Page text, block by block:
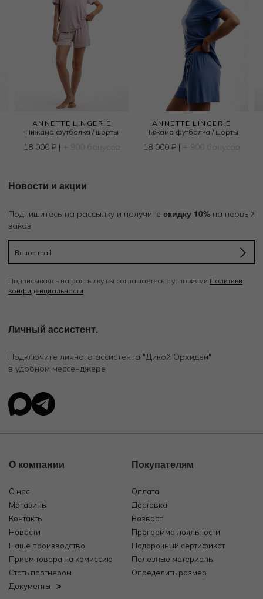
ANNETTE LINGERIE
Пижама футболка / шорты
18 000 ₽| + 900 бонусов
ANNETTE LINGERIE
Пижама футболка / шорты
18 000 ₽| + 900 бонусов
Новости и акции
Подпишитесь на рассылку и получите скидку 10% на первый
заказ
Подписываясь на рассылку вы соглашаетесь с условиями Политики
конфиденциальности
Личный ассистент.
Подключите личного ассистента "Дикой Орхидеи"
в удобном мессенджере
О компании
О нас
Магазины
Контакты
Новости
Наше производство
Прием товара на комиссию
Стать партнером
Документы
Покупателям
Оплата
Доставка
Возврат
Программа лояльности
Подарочный сертификат
Полезные материалы
Определить размер